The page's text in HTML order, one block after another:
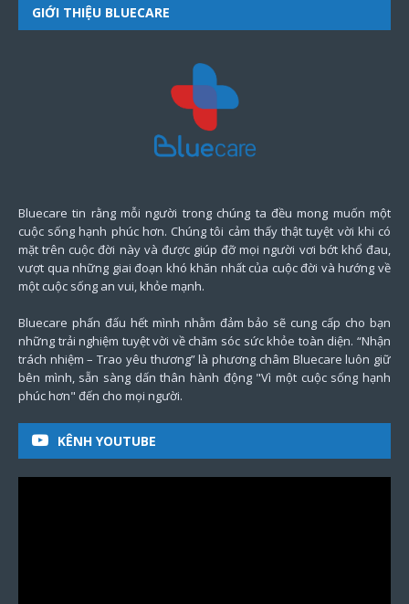
GIỚI THIỆU BLUECARE
Bluecare tin rằng mỗi người trong chúng ta đều mong muốn một
cuộc sống hạnh phúc hơn. Chúng tôi cảm thấy thật tuyệt vời khi có
mặt trên cuộc đời này và được giúp đỡ mọi người vơi bớt khổ đau,
vượt qua những giai đoạn khó khăn nhất của cuộc đời và hướng về
một cuộc sống an vui, khỏe mạnh.
Bluecare phấn đấu hết mình nhằm đảm bảo sẽ cung cấp cho bạn
những trải nghiệm tuyệt vời về chăm sóc sức khỏe toàn diện. “Nhận
trách nhiệm – Trao yêu thương” là phương châm Bluecare luôn giữ
bên mình, sẵn sàng dấn thân hành động "Vì một cuộc sống hạnh
phúc hơn" đến cho mọi người.
KÊNH YOUTUBE